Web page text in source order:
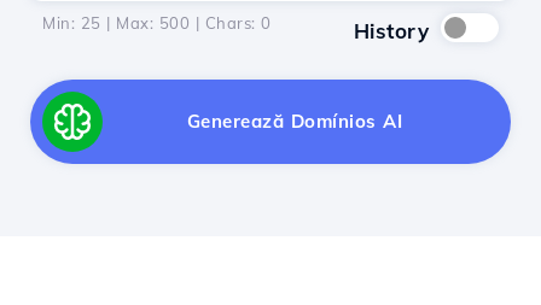
Min: 25 | Max: 500 | Chars: 0 History
Generează Domínios AI